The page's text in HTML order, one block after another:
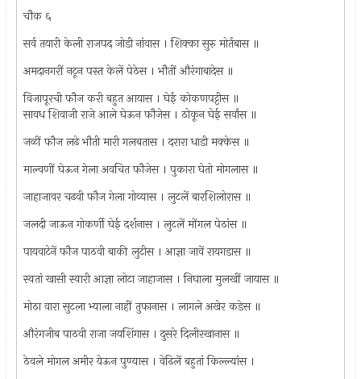
चौक ६
सर्व तयारी केली राजपद जोडी नांवास । शिक्का सुरु मोर्तबास ॥
अमदानगरीं नटून पस्त केलें पेठेस । भौतीं औरंगाबादेस ॥
विजापूरची फौज करी बहुत आयास । घेई कोकणपट्टीस ॥
सावध शिवाजी राजे आले घेऊन फौजेस । ठोकून घेई सर्वांस ॥
जळीं फौज लढे भौती मारी गलबतास । दरारा धाडी मक्केस ॥
माल्वणीं घेऊन गेला अवचित फौजेस । पुकारा घेतो मोगलास ॥
जाहाजावर चढवी फौज गेला गोव्यास । लुटलें बारशिलोरास ॥
जलदी जाऊन गोकर्णी घेई दर्शनास । लुटलें मोंगल पेठांस ॥
पायवाटेनें फौज पाठवी बाकी लुटीस । आज्ञा जावें रायगडास ॥
स्वतां खासी स्वारी आज्ञा लोटा जाहाजास । निघाला मुलखीं जायास ॥
मोठा वारा सुटला भ्याला नाहीं तुफानास । लागले अखेर कडेस ॥
औरंगजीब पाठवी राजा जयशिंगास । दुसरे दिलीरखानास ॥
ठेवले मोगल अमीर येऊन पुण्यास । वेढिलें बहुतां किल्ल्यांस ।